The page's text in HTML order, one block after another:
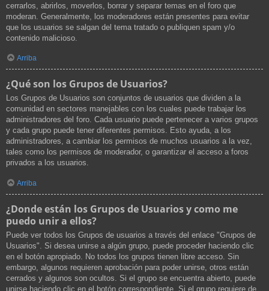
cerrarlos, abrirlos, moverlos, borrar y separar temas en el foro que
moderan. Generalmente, los moderadores están presentes para evitar
que los usuarios se salgan del tema tratado o publiquen spam y/o
contenido malicioso.
Arriba
¿Qué son los Grupos de Usuarios?
Los Grupos de Usuarios son conjuntos de usuarios que dividen a la
comunidad en sectores manejables con los cuales puede trabajar los
administradores del foro. Cada usuario puede pertenecer a varios grupos
y cada grupo puede tener diferentes permisos. Esto ayuda, a los
administradores, a cambiar los permisos de muchos usuarios a la vez,
tales como los permisos de moderador, o garantizar el acceso a foros
privados a los usuarios.
Arriba
¿Donde están los Grupos de Usuarios y como me
puedo unir a ellos?
Puede ver todos los Grupos de usuarios a través del enlace "Grupos de
Usuarios". Si desea unirse a algún grupo, puede proceder haciendo clic
en el botón apropiado. No todos los grupos tienen libre acceso. Sin
embargo, algunos requieren aprobación para poder unirse, otros están
cerrados y algunos son ocultos. Si el grupo se encuentra abierto, puede
unirse haciendo clic en el botón correspondiente. Si el grupo requiere de